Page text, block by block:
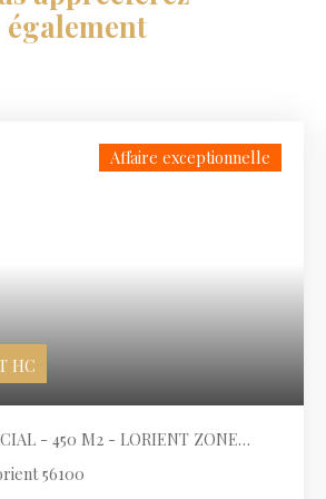
également
HC
Affaire exceptionnelle
- 450 M2 - LORIENT ZONE
56100